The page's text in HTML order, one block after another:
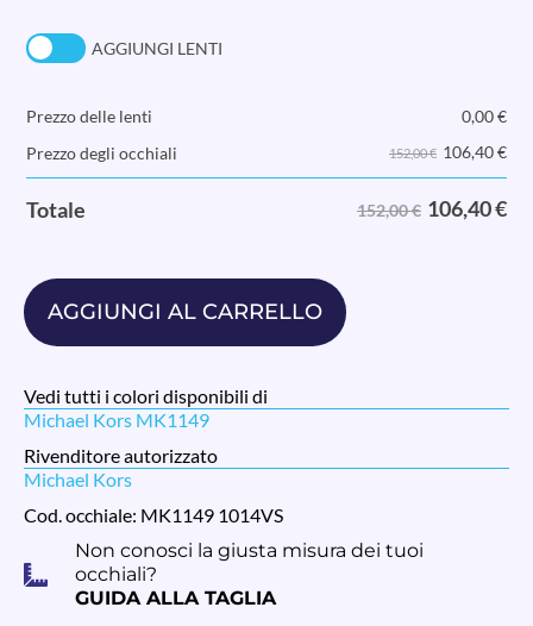
AGGIUNGI LENTI
Prezzo delle lenti 0,00€
Prezzo degli occhiali
152,00 € 106,40€
Totale 152,00 € 106,40€
AGGIUNGI AL CARRELLO
Vedi tutti i colori disponibili di
Michael Kors MK1149
Rivenditore autorizzato
Michael Kors
Cod. occhiale: MK1149 1014VS
Non conosci la giusta misura dei tuoi
occhiali?
GUIDA ALLA TAGLIA